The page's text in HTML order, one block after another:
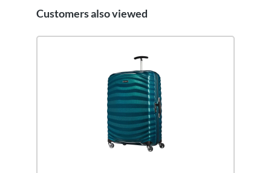
Ignorer la galerie de produits
Customers also viewed